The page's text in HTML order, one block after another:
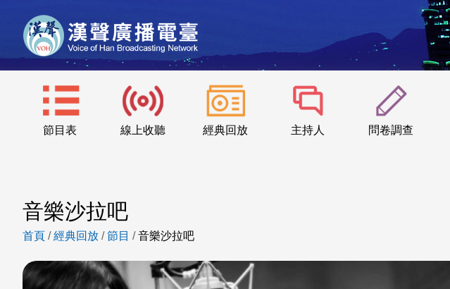
節目表 線上收聽 經典回放 主持人 問卷調查
音樂沙拉吧
首頁 /經典回放 /節目 /音樂沙拉吧